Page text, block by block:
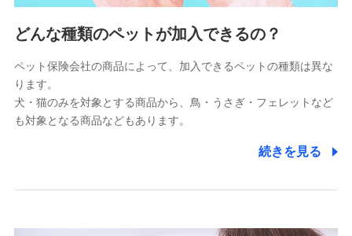
6.採用応募者の個人情報
7.社員（従業者）の個人情報
人事･勤怠･健康・労務等の管理、給与支給、福利厚生・採用
退職関連処理等の各種手続きのため、当社と従業員または従
のため
どんな種類のペットが加入できるの？
ペット保険会社の商品によって、加入できるペットの種類は異な
ります。
犬・猫のみを対象とする商品から、鳥・うさぎ・フェレットなど
も対象となる商品などもあります。
続きを見る